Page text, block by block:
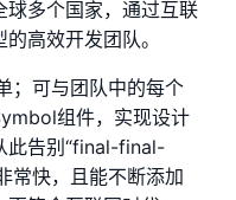
球多个国家，通过互联
高效开发团队。
；可与团队中的每个
组件，实现设计
此告别“final-final-
常快，且能不断添加